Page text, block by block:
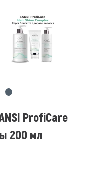
ProfiCare
200 мл